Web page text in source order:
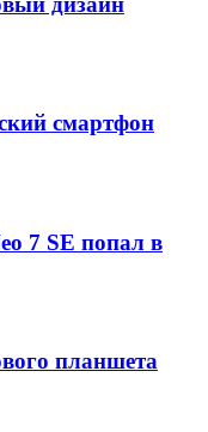
смартфон
7 SE попал в
планшета